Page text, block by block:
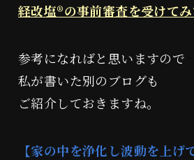
経改塩®︎の事前審査を受けてみ
参考になればと思いますので
私が書いた別のブログも
ご紹介しておきますね。
【家の中を浄化し波動を上げ